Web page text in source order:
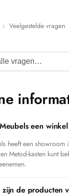
› Veelgestelde vragen
een
heeft een
Metod-kasten kunt
zijn de producten